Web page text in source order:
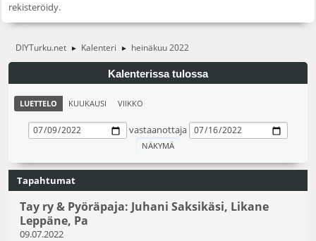
rekisteröidy.
DIYTurku.net ► Kalenteri ► heinäkuu 2022
Kalenterissa tulossa
LUETTELO KUUKAUSI VIIKKO
vastaanottaja
Tapahtumat
Tay ry & Pyöräpaja: Juhani Saksikäsi, Likane
Leppäne, Pa
09.07.2022